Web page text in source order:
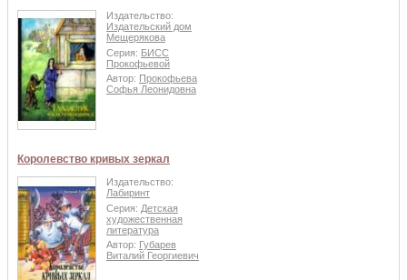
Издательство:
Издательский дом
Мещерякова
Серия: БИСС
Прокофьевой
Автор: Прокофьева
Софья Леонидовна
Королевство кривых зеркал
Издательство:
Лабиринт
Серия: Детская
художественная
литература
Автор: Губарев
Виталий Георгиевич